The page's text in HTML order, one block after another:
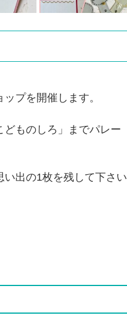
プを開催します。
ものしろ」までパレー
出の1枚を残して下さい